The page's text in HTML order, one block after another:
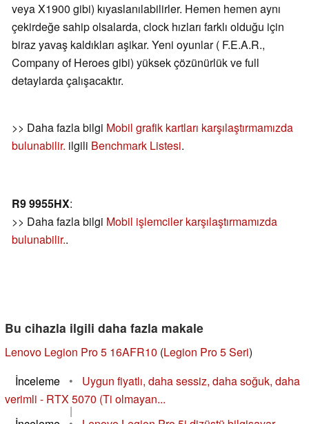
veya X1900 gibi) kıyaslanılabilirler. Hemen hemen aynı
çekirdeğe sahip olsalarda, clock hızları farklı olduğu için
biraz yavaş kaldıkları aşikar. Yeni oyunlar ( F.E.A.R.,
Company of Heroes gibi) yüksek çözünürlük ve full
detaylarda çalışacaktır.
>> Daha fazla bilgi Mobil grafik kartları karşılaştırmamızda
bulunabilir. ilgili Benchmark Listesi.
R9 9955HX:
>> Daha fazla bilgi Mobil işlemciler karşılaştırmamızda
bulunabilir..
Bu cihazla ilgili daha fazla makale
Lenovo Legion Pro 5 16AFR10 (Legion Pro 5 Seri)
İnceleme
•
Uygun fiyatlı, daha sessiz, daha soğuk, daha
verimli - RTX 5070 (Ti olmayan...
|